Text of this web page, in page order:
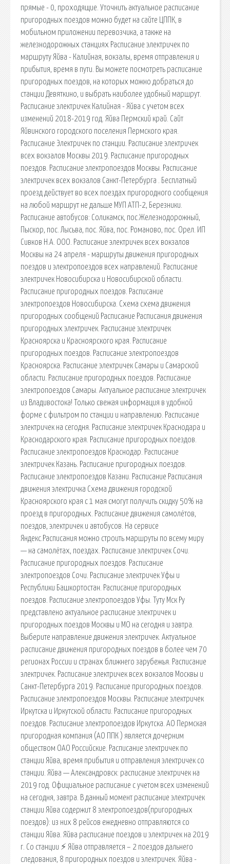
прямые - 0, проходящие. Уточнить актуальное расписание
пригородных поездов можно будет на сайте ЦППК, в
мобильном приложении перевозчика, а также на
железнодорожных станциях Расписание электричек по
маршруту Яйва - Калийная, вокзалы, время отправления и
прибытия, время в пути. Вы можете посмотреть расписание
пригородных поездов, на которых можно добраться до
станции Девяткино, и выбрать наиболее удобный маршрут.
Расписание электричек Калийная - Яйва с учетом всех
изменений 2018-2019 год. Яйва Пермский край. Сайт
Яйвинского городского поселения Пермского края.
Расписание Электричек по станции. Расписание электричек
всех вокзалов Москвы 2019. Расписание пригородных
поездов. Расписание электропоездов Москвы. Расписание
электричек всех вокзалов Санкт-Петербурга . Бесплатный
проезд действует во всех поездах пригородного сообщения
на любой маршрут не дальше МУП АТП-2, Березники.
Расписание автобусов: Соликамск, пос.Железнодорожный,
Пыскор, пос. Лысьва, пос. Яйва, пос. Романово, пос. Орел. ИП
Сивков Н.А. ООО. Расписание электричек всех вокзалов
Москвы на 24 апреля - маршруты движения пригородных
поездов и электропоездов всех направлений. Расписание
электричек Новосибирска и Новосибирской области.
Расписание пригородных поездов. Расписание
электропоездов Новосибирска. Схема cхема движения
пригородных сообщений Расписание Расписания движения
пригородных электричек. Расписание электричек
Красноярска и Красноярского края. Расписание
пригородных поездов. Расписание электропоездов
Красноярска. Расписание электричек Самары и Самарской
области. Расписание пригородных поездов. Расписание
электропоездов Самары. Актуальное расписание электричек
из Владивостока! Только свежая информация в удобной
форме с фильтром по станции и направлению. Расписание
электричек на сегодня. Расписание электричек Краснодара и
Краснодарского края. Расписание пригородных поездов.
Расписание электропоездов Краснодар. Расписание
электричек Казань. Расписание пригородных поездов.
Расписание электропоездов Казани. Расписание Расписания
движения электричка Схема движения городской
Красноярского края с 1 мая смогут получить скидку 50% на
проезд в пригородных. Расписание движения самолётов,
поездов, электричек и автобусов. На сервисе
Яндекс.Расписания можно строить маршруты по всему миру
— на самолётах, поездах. Расписание электричек Сочи.
Расписание пригородных поездов. Расписание
электропоездов Сочи. Расписание электричек Уфы и
Республики Башкортостан. Расписание пригородных
поездов. Расписание электропоездов Уфы. Туту Мск Ру
представлено актуальное расписание электричек и
пригородных поездов Москвы и МО на сегодня и завтра.
Выберите направление движения электричек. Актуальное
расписание движения пригородных поездов в более чем 70
регионах России и странах ближнего зарубежья. Расписание
электричек. Расписание электричек всех вокзалов Москвы и
Санкт-Петербурга 2019. Расписание пригородных поездов.
Расписание электропоездов Москвы. Расписание электричек
Иркутска и Иркутской области. Расписание пригородных
поездов. Расписание электропоездов Иркутска. АО Пермская
пригородная компания (АО ППК ) является дочерним
обществом ОАО Российские. Расписание электричек по
станции Яйва, время прибытия и отправления электричек со
станции. Яйва — Александровск: расписание электричек на
2019 год. Официальное расписание с учетом всех изменений
на сегодня, завтра. В данный момент расписание электричек
станции Яйва содержит 8 электропоездов(пригородных
поездов): из них 8 рейсов ежедневно отправляются со
станции Яйва. Яйва расписание поездов и электричек на 2019
г. Со станции ⚡ Яйва отправляется – 2 поездов дальнего
следования, 8 пригородных поездов и электричек. Яйва -